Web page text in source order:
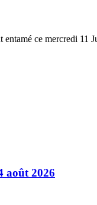
entamé ce mercredi
août 2026